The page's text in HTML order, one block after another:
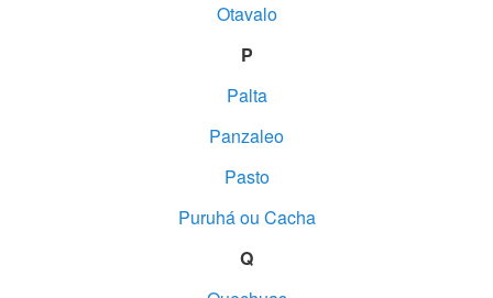
Otavalo
P
Palta
Panzaleo
Pasto
Puruhá ou Cacha
Q